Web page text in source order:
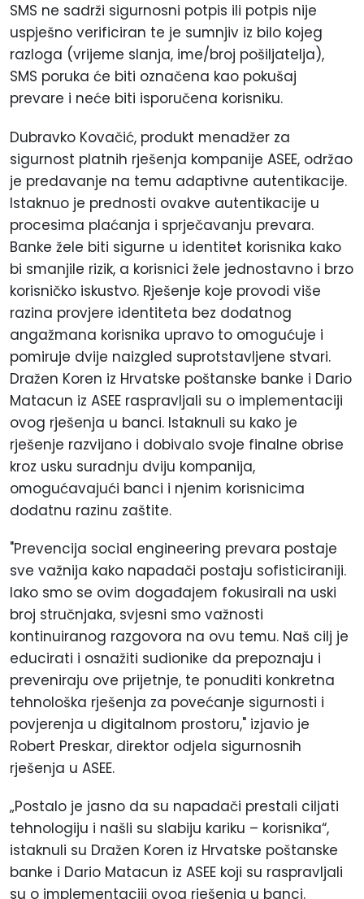
SMS ne sadrži sigurnosni potpis ili potpis nije
uspješno verificiran te je sumnjiv iz bilo kojeg
razloga (vrijeme slanja, ime/broj pošiljatelja),
SMS poruka će biti označena kao pokušaj
prevare i neće biti isporučena korisniku.
Dubravko Kovačić, produkt menadžer za
sigurnost platnih rješenja kompanije ASEE, održao
je predavanje na temu adaptivne autentikacije.
Istaknuo je prednosti ovakve autentikacije u
procesima plaćanja i sprječavanju prevara.
Banke žele biti sigurne u identitet korisnika kako
bi smanjile rizik, a korisnici žele jednostavno i brzo
korisničko iskustvo. Rješenje koje provodi više
razina provjere identiteta bez dodatnog
angažmana korisnika upravo to omogućuje i
pomiruje dvije naizgled suprotstavljene stvari.
Dražen Koren iz Hrvatske poštanske banke i Dario
Matacun iz ASEE raspravljali su o implementaciji
ovog rješenja u banci. Istaknuli su kako je
rješenje razvijano i dobivalo svoje finalne obrise
kroz usku suradnju dviju kompanija,
omogućavajući banci i njenim korisnicima
dodatnu razinu zaštite.
"Prevencija social engineering prevara postaje
sve važnija kako napadači postaju sofisticiraniji.
Iako smo se ovim događajem fokusirali na uski
broj stručnjaka, svjesni smo važnosti
kontinuiranog razgovora na ovu temu. Naš cilj je
educirati i osnažiti sudionike da prepoznaju i
preveniraju ove prijetnje, te ponuditi konkretna
tehnološka rješenja za povećanje sigurnosti i
povjerenja u digitalnom prostoru," izjavio je
Robert Preskar, direktor odjela sigurnosnih
rješenja u ASEE.
„Postalo je jasno da su napadači prestali ciljati
tehnologiju i našli su slabiju kariku – korisnika“,
istaknuli su Dražen Koren iz Hrvatske poštanske
banke i Dario Matacun iz ASEE koji su raspravljali
su o implementaciji ovog rješenja u banci.